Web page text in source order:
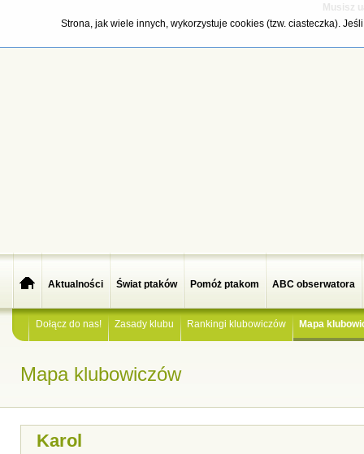
Strona, jak wiele innych, wykorzystuje cookies (tzw. ciasteczka).
Musisz
Aktualności Świat ptaków Pomóż ptakom ABC obserwatora
Dołącz do nas! Zasady klubu Rankingi klubowiczów Mapa
Mapa klubowiczów
Karol